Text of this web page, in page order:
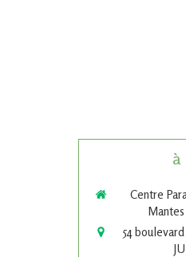
à
Centre
Mantes
54